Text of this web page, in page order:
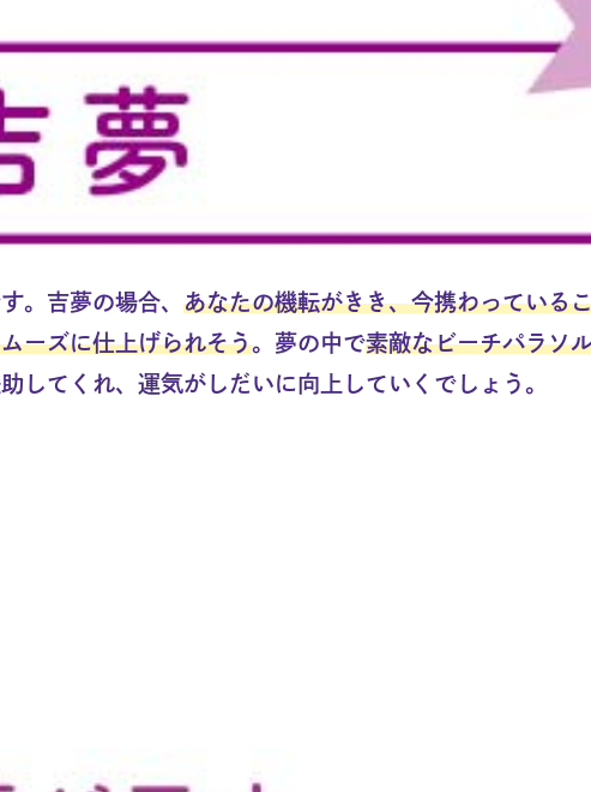
。吉夢の場合、 あなたの機転がきき、今携わっている
ーズに仕上げられそう。夢の中で素敵なビーチパラソ
してくれ、運気がしだいに向上していくでしょう。